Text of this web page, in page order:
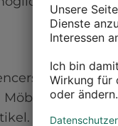
erhältst
ipuro,
Dieser